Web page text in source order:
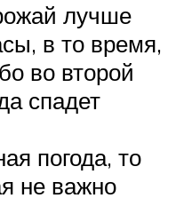
лучше
в то время,
во второй
спадет
погода, то
не важно